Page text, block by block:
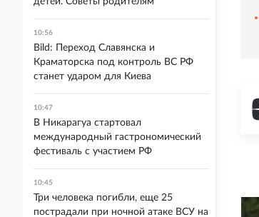
10:56
Bild: Переход Славянска и
Краматорска под контроль ВС РФ
станет ударом для Киева
10:47
В Никарагуа стартовал
международный гастрономический
фестиваль с участием РФ
10:45
Три человека погибли, еще 25
пострадали при ночной атаке ВСУ на